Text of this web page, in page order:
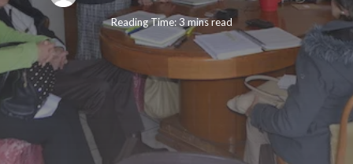
Reading Time: 3 mins read